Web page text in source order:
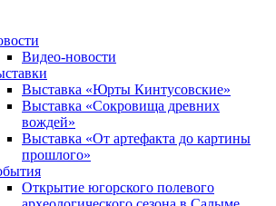
Видео-новости
Выставка «Юрты Кинтусовские»
Выставка «Сокровища древних
вождей»
Выставка «От артефакта до картины
прошлого»
Открытие югорского полевого